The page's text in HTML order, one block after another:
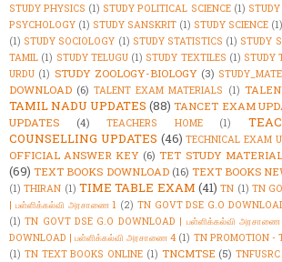
STUDY PHYSICS (1) STUDY POLITICAL SCIENCE (1)
PSYCHOLOGY (1) STUDY SANSKRIT (1) STUDY SCIENCE (1)
(1) STUDY SOCIOLOGY (1) STUDY STATISTICS (1) STUDY
TAMIL (1) STUDY TELUGU (1) STUDY TEXTILES (1) STUDY
URDU (1) STUDY ZOOLOGY-BIOLOGY (3)
DOWNLOAD (6) TALENT EXAM MATERIALS (1)
TAMIL NADU UPDATES (88) TANCET EXAM
UPDATES
(4) TEACHERS HOME (1)
COUNSELLING UPDATES (46) TECHNICAL EXAM
OFFICIAL ANSWER KEY (6) TET STUDY
(69) TEXT BOOKS DOWNLOAD (16) TEXT BOOKS
(1) THIRAN (1) TIME TABLE EXAM (41) TN (1) TN
| பள்ளிக்கல்வி அரசாணை 1 (2) TN GOVT DSE G.O
(1) TN GOVT DSE G.O DOWNLOAD | பள்ளிக்கல்வி அரசாணை
DOWNLOAD | பள்ளிக்கல்வி அரசாணை 4 (1) TN PROMOTION -
(1) TN TEXT BOOKS ONLINE (1) TNCMTSE (5)